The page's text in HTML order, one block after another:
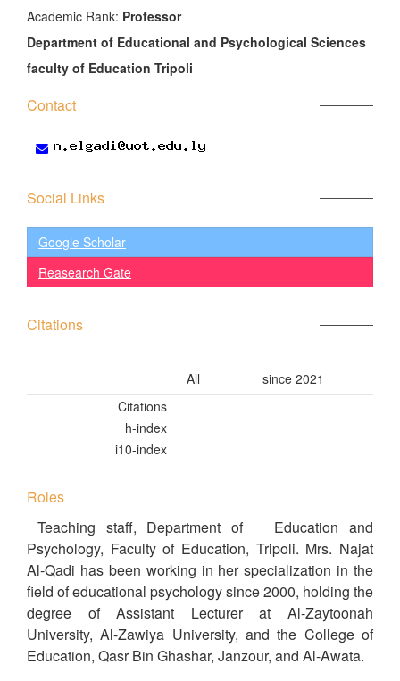
Academic Rank: Professor
Department of Educational and Psychological Sciences
faculty of Education Tripoli
Contact
Social Links
Google Scholar
Reasearch Gate
Citations
All
since 2021
Citations
h-index
i10-index
Roles
Teaching staff, Department of Education and
Psychology, Faculty of Education, Tripoli. Mrs. Najat
Al-Qadi has been working in her specialization in the
field of educational psychology since 2000, holding the
degree of Assistant Lecturer at Al-Zaytoonah
University, Al-Zawiya University, and the College of
Education, Qasr Bin Ghashar, Janzour, and Al-Awata.